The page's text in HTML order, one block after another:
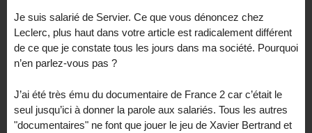
Je suis salarié de Servier. Ce que vous dénoncez chez
Leclerc, plus haut dans votre article est radicalement différent
de ce que je constate tous les jours dans ma société. Pourquoi
n’en parlez-vous pas ?
J’ai été très ému du documentaire de France 2 car c’était le
seul jusqu’ici à donner la parole aux salariés. Tous les autres
"documentaires" ne font que jouer le jeu de Xavier Bertrand et